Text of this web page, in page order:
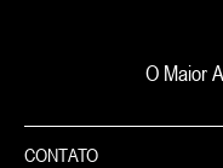
O Maior
CONTATO